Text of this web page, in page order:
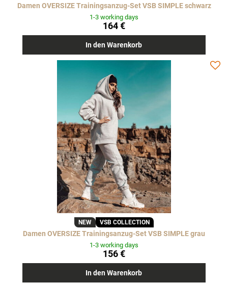
Damen OVERSIZE Trainingsanzug-Set VSB SIMPLE schwarz
1-3 working days
164 €
In den Warenkorb
NEW VSB COLLECTION
Damen OVERSIZE Trainingsanzug-Set VSB SIMPLE grau
1-3 working days
156 €
In den Warenkorb